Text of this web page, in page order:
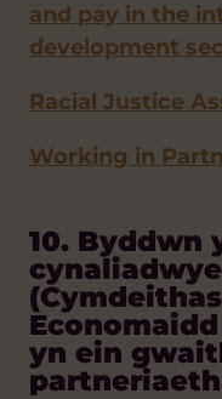
and pay in the
development
Racial Justice
Working in
10. Byddwn
yn ein